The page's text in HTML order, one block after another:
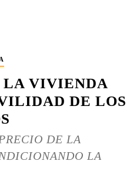
LA VIVIENDA
DE LOS
DE LA
LA